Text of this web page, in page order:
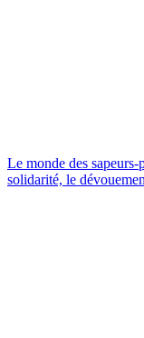
Le monde des
solidarité, le